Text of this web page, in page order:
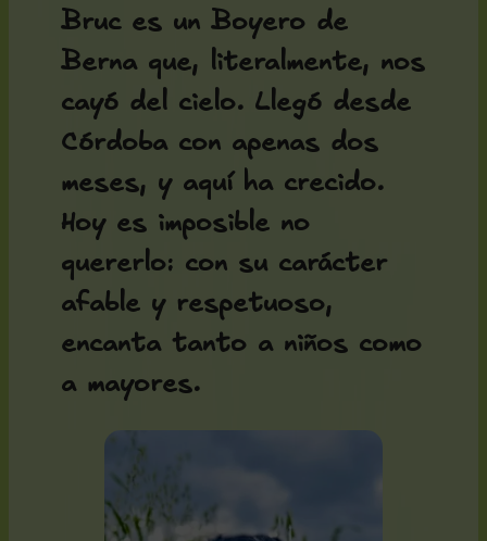
Bruc es un Boyero de
Berna que, literalmente, nos
cayó del cielo. Llegó desde
Córdoba con apenas dos
meses, y aquí ha crecido.
Hoy es imposible no
quererlo: con su carácter
afable y respetuoso,
encanta tanto a niños como
a mayores.